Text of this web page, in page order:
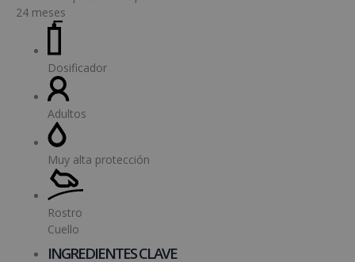
24 meses
Dosificador
Adultos
Muy alta protección
Rostro
Cuello
INGREDIENTES CLAVE